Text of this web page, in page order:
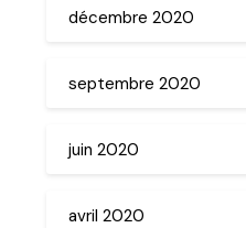
décembre 2020
septembre 2020
juin 2020
avril 2020